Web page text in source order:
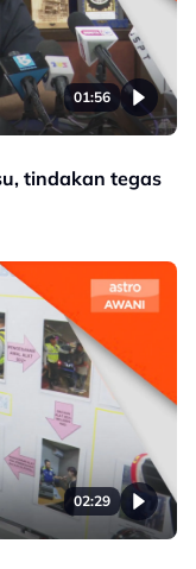
01:56
02:29